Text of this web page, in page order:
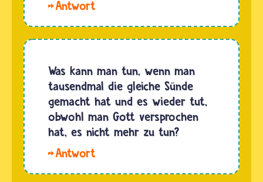
Fasten
ihnen
hilft, den
das zu
lenken,
was in
ihrem
Leben…
Mobbing
Ordnung
und in
keiner
Religion
erlaubt.
sehr weh
tun,
Was kann man tun, wenn man
tausendmal die gleiche Sünde
gemacht hat und es wieder tut,
obwohl man Gott versprochen
hat, es nicht mehr zu tun?